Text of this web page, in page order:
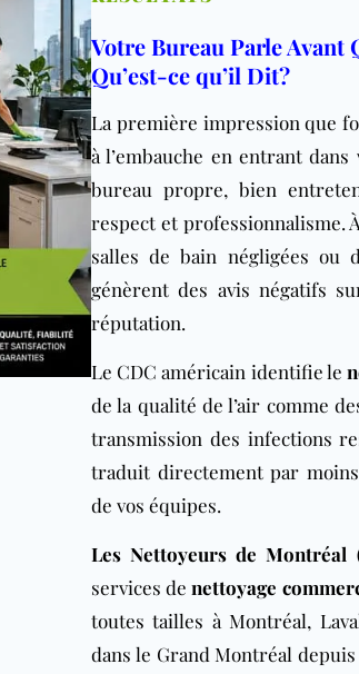
Votre Bureau Parle Avant
Qu’est-ce qu’il Dit?
La première impression que
à l’embauche en entrant
bureau propre, bien
respect et professionnalisme.
salles de bain négligées ou
génèrent des avis négatifs
réputation.
Le CDC américain identifie le
de la qualité de l’air comme
transmission des infections
traduit directement par
de vos équipes.
Les Nettoyeurs de Montréal
services denettoyage
toutes tailles à Montréal,
dans le Grand Montréal